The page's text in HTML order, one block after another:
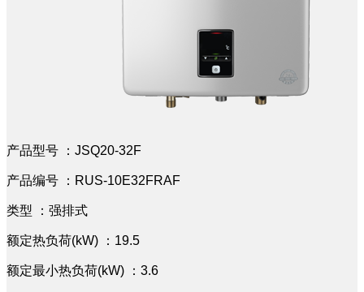
产品型号 ：JSQ20-32F
产品编号 ：RUS-10E32FRAF
类型 ：强排式
额定热负荷(kW) ：19.5
额定最小热负荷(kW) ：3.6